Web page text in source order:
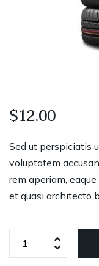
$12.00
Sed ut perspiciatis
voluptatem
rem aperiam,
et quasi architecto